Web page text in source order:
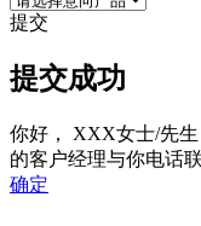
提交
提交成功
你好， XXX女士/先生
的客户经理与你电话
确定